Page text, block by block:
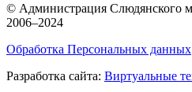
© Администрация Слюдянского
2006–2024
Обработка Персональных данных
Разработка сайта: Виртуальные